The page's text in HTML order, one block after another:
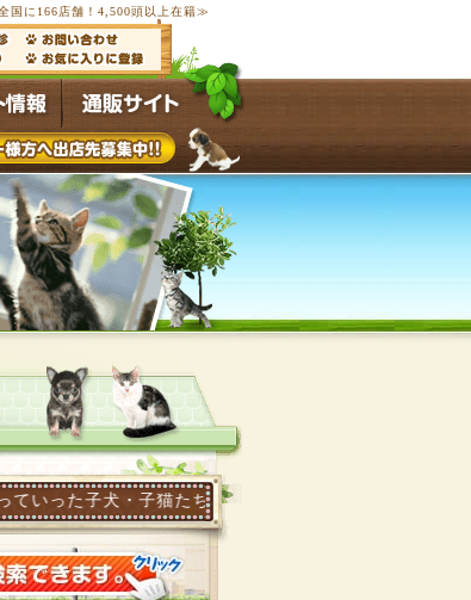
国に166店舗！4,500頭以上在籍≫
た子犬・子猫たちを写真画像で紹介します。